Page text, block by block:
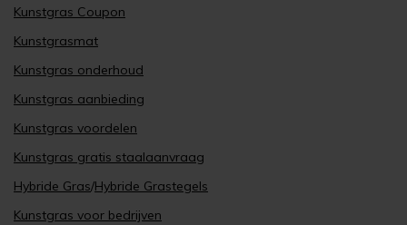
Kunstgras Coupon
Kunstgrasmat
Kunstgras onderhoud
Kunstgras aanbieding
Kunstgras voordelen
Kunstgras gratis staalaanvraag
Hybride Gras/Hybride Grastegels
Kunstgras voor bedrijven